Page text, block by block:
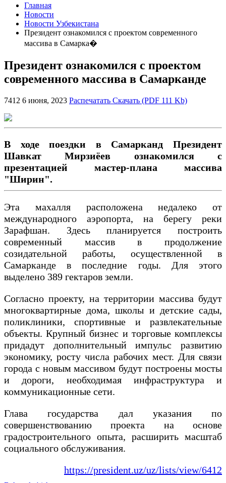
Главная
Новости
Новости Узбекистана
Президент ознакомился с проектом современного
массива в Самарка�
Президент ознакомился с проектом
современного массива в Самарканде
7412 6 июня, 2023 Распечатать Скачать (PDF 111 Kb)
В ходе поездки в Самарканд Президент
Шавкат Мирзиёев ознакомился с
презентацией мастер-плана массива
"Ширин".
Эта махалля расположена недалеко от
международного аэропорта, на берегу реки
Зарафшан. Здесь планируется построить
современный массив в продолжение
созидательной работы, осуществленной в
Самарканде в последние годы. Для этого
выделено 389 гектаров земли.
Согласно проекту, на территории массива будут
многоквартирные дома, школы и детские сады,
поликлиники, спортивные и развлекательные
объекты. Крупный бизнес и торговые комплексы
придадут дополнительный импульс развитию
экономику, росту числа рабочих мест. Для связи
города с новым массивом будут построены мосты
и дороги, необходимая инфраструктура и
коммуникационные сети.
Глава государства дал указания по
совершенствованию проекта на основе
градостроительного опыта, расширить масштаб
социального обслуживания.
https://president.uz/uz/lists/view/6412